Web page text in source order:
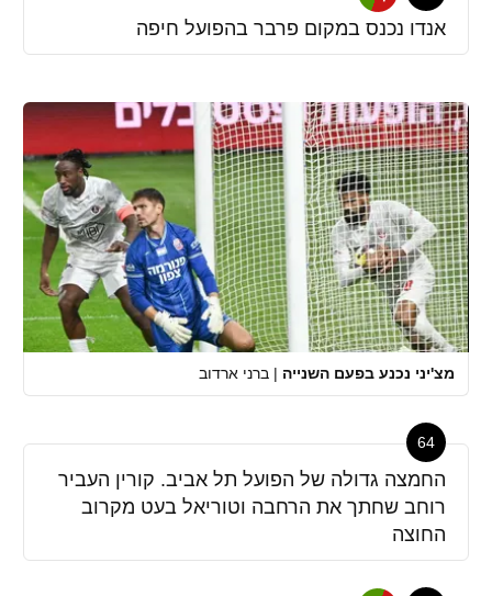
אנדו נכנס במקום פרבר בהפועל חיפה
מצ'יני נכנע בפעם השנייה | ברני ארדוב
64
החמצה גדולה של הפועל תל אביב. קורין העביר
רוחב שחתך את הרחבה וטוריאל בעט מקרוב
החוצה